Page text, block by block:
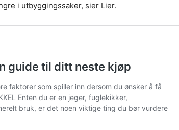
i utbyggingssaker, sier Lier.